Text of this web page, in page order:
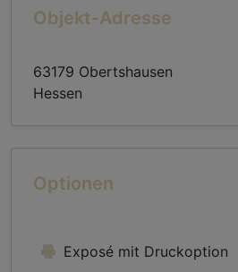
Objekt-Adresse
63179 Obertshausen
Hessen
Optionen
Exposé mit Druckoption